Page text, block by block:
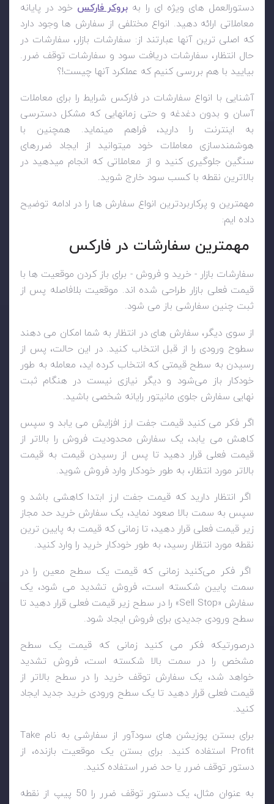
دستورالعمل های ویژه ای را به بروکر فارکس خود در پایانه
معاملاتی ارائه دهید. انواع مختلفی از سفارش ها وجود دارد
که اصلی ترین آنها عبارتند از: سفارشات بازار، سفارشات در
حال انتظار، سفارشات دریافت سود و سفارشات توقف ضرر.
بیایید با هم بررسی کنیم که عملکرد آنها چیست!؟
آشنایی با انواع سفارشات در فارکس شرایط را برای معاملات
آسان و بدون دغدغه و حتی زمانهایی که مشکل دسترسی
به اینترنت را دارید، فراهم مینماید. همچنین با
هوشمندسازی معاملات خود میتوانید از ایجاد ضررهای
سنگین جلوگیری کنید و از معاملاتی که انجام میدهید در
بالاترین نقطه با کسب سود خارج شوید.
مهمترین و پرکاربردترین انواع سفارش ها را در ادامه توضیح
داده ایم:
مهمترین سفارشات در فارکس
سفارشات بازار - خرید و فروش - برای باز کردن موقعیت ها با
قیمت فعلی بازار طراحی شده اند. موقعیت بلافاصله پس از
ثبت چنین سفارشی باز می شود.
از سوی دیگر، سفارش‌ های در انتظار به شما امکان می ‌دهند
سطوح ورودی را از قبل انتخاب کنید. در این حالت، پس از
رسیدن به سطح قیمتی که انتخاب کرده‌ اید، معامله به‌ طور
خودکار باز می‌شود و دیگر نیازی نیست در هنگام ثبت
نهایی سفارش جلوی مانیتور رایانه شخصی باشید.
اگر فکر می‌ کنید قیمت جفت ارز افزایش می‌ یابد و سپس
کاهش می‌ یابد، یک سفارش محدودیت فروش را بالاتر از
قیمت فعلی قرار دهید تا پس از رسیدن قیمت به قیمت
بالاتر مورد انتظار، به‌ طور خودکار وارد فروش شوید.
اگر انتظار دارید که قیمت جفت ارز ابتدا کاهشی باشد و
سپس به سمت بالا صعود نماید، یک سفارش خرید حد مجاز
زیر قیمت فعلی قرار دهید، تا زمانی که قیمت به پایین ترین
نقطه مورد انتظار رسید، به طور خودکار خرید را وارد کنید.
اگر فکر می‌کنید زمانی که قیمت یک سطح معین را در
سمت پایین شکسته است، فروش تشدید می ‌شود، یک
سفارش «Sell Stop» را در سطح زیر قیمت فعلی قرار دهید تا
سطح ورودی جدیدی برای فروش ایجاد شود.
درصورتیکه فکر می ‌کنید زمانی که قیمت یک سطح
مشخص را در سمت بالا شکسته است، فروش تشدید
خواهد شد، یک سفارش توقف خرید را در سطح بالاتر از
قیمت فعلی قرار دهید تا یک سطح ورودی خرید جدید ایجاد
کنید.
برای بستن پوزیشن های سودآور از سفارشی به نام Take
Profit استفاده کنید. برای بستن یک موقعیت بازنده، از
دستور توقف ضرر یا حد ضرر استفاده کنید.
به عنوان مثال، یک دستور توقف ضرر را 50 پیپ از نقطه